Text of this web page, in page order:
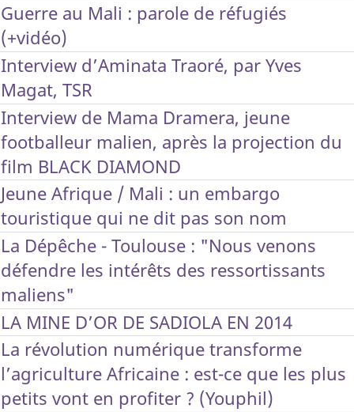
Guerre au Mali : parole de réfugiés
(+vidéo)
Interview d’Aminata Traoré, par Yves
Magat, TSR
Interview de Mama Dramera, jeune
footballeur malien, après la projection du
film BLACK DIAMOND
Jeune Afrique / Mali : un embargo
touristique qui ne dit pas son nom
La Dépêche - Toulouse : "Nous venons
défendre les intérêts des ressortissants
maliens"
LA MINE D’OR DE SADIOLA EN 2014
La révolution numérique transforme
l’agriculture Africaine : est-ce que les plus
petits vont en profiter ? (Youphil)